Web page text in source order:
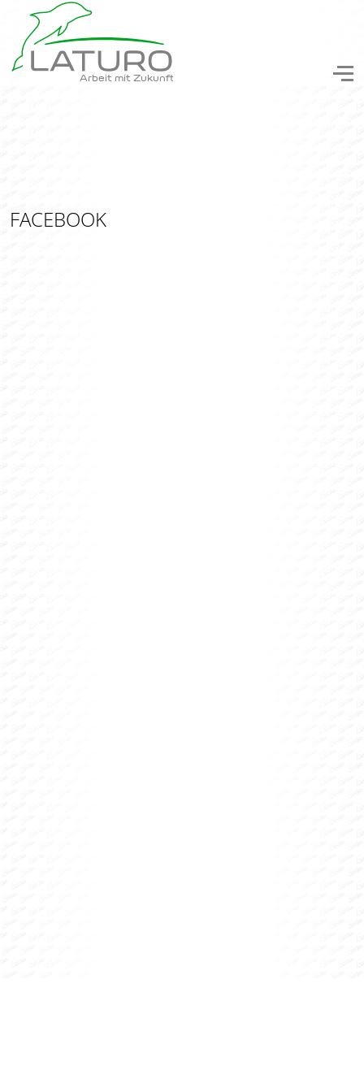
Arbeit mit Zukunft
FACEBOOK